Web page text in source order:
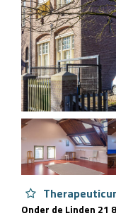
Onder de Linden 21